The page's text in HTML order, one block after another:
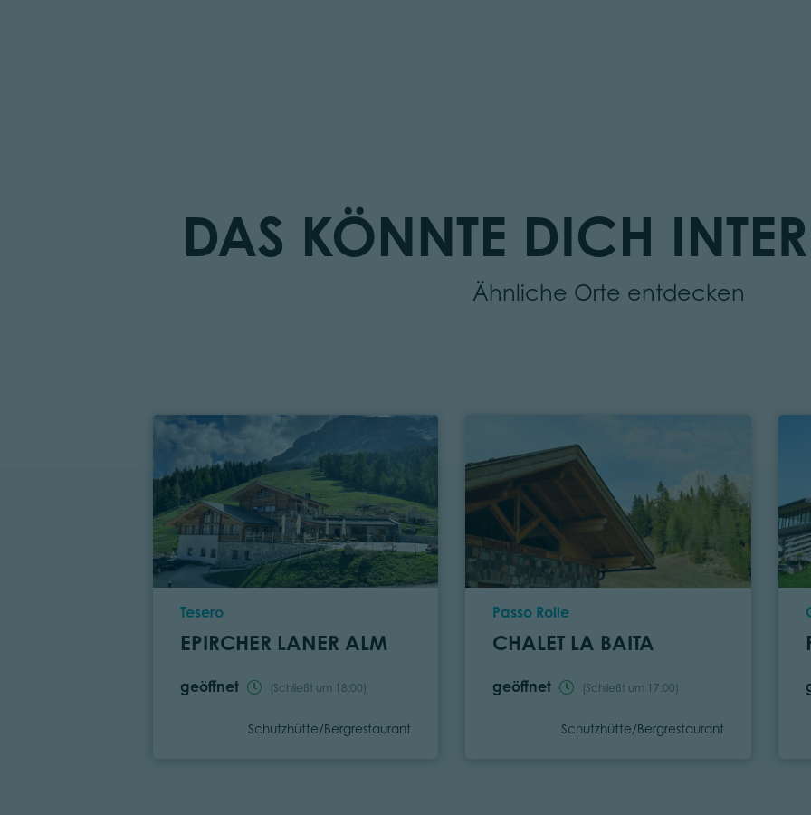
DAS KÖNNTE DICH
Ähnliche Orte entdecken
Ort
Tesero
EPIRCHER LANER ALM
geöffnet (Schließt um 18:00)
Kategorie
Schutzhütte/Bergrestaurant
Ort
Passo Rolle
CHALET LA BAITA
geöffnet (Schließt um 17:00)
Kategorie
Schutzhütte/Bergrestaurant